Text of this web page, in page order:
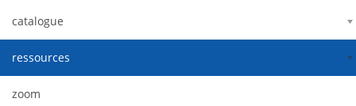
catalogue
ressources
zoom